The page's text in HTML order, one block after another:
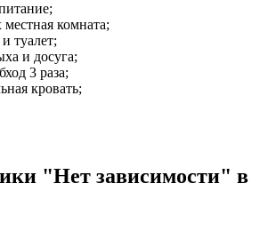
комната;
туалет;
и досуга;
3 раза;
кровать;
"Нет зависимости" в